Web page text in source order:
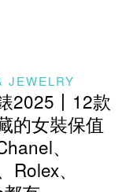
JEWELRY
2025丨12款
的女裝保值
、
Rolex、